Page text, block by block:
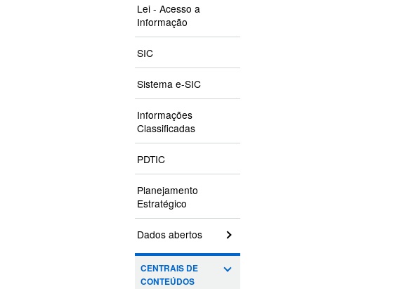
Lei - Acesso a
Informação
SIC
Sistema e-SIC
Informações
Classificadas
PDTIC
Planejamento
Estratégico
Dados abertos
CENTRAIS DE
CONTEÚDOS